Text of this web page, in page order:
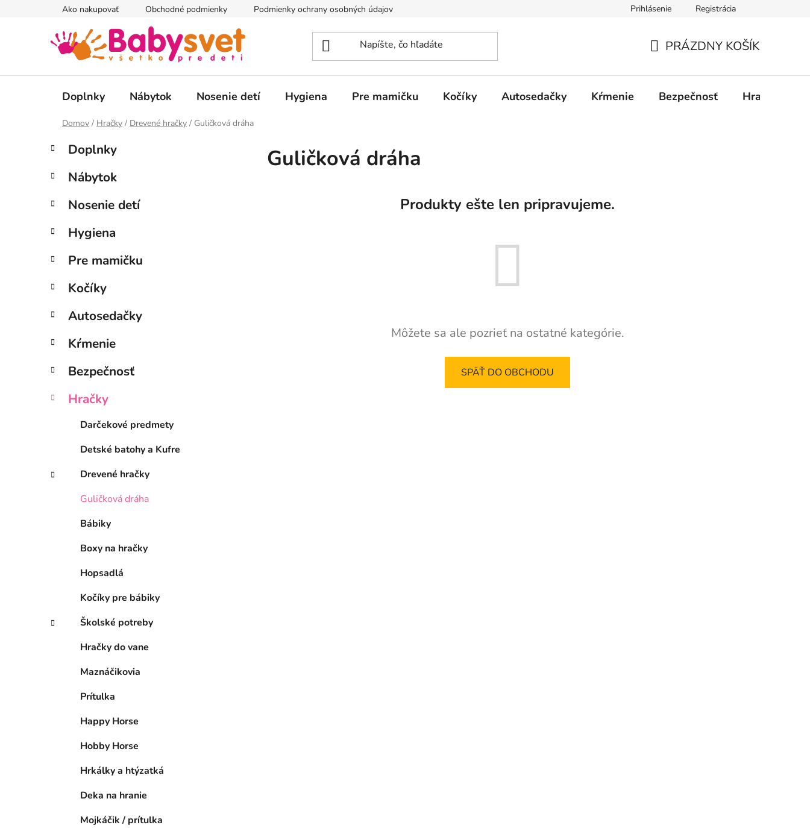
Ako nakupovať Obchodné podmienky Podmienky ochrany osobných údajov Prihlásenie Registrácia
KOŠÍK
PRÁZDNY KOŠÍK
Doplnky Nábytok Nosenie detí Hygiena Pre mamičku Kočíky Autosedačky Kŕmenie Bezpečnosť Hračky
Domov / Hračky / Drevené hračky / Guličková dráha
B
č
ý
a
n
e
l
Preskočiť
kategórie
K
a
e
ó
i
Doplnky
Nábytok
Nosenie detí
Hygiena
Pre mamičku
Kočíky
Autosedačky
Kŕmenie
Bezpečnosť
Hračky
Darčekové predmety
Detské batohy a Kufre
Drevené hračky
Guličková dráha
Bábiky
Boxy na hračky
Hopsadlá
Kočíky pre bábiky
Školské potreby
Hračky do vane
Maznáčikovia
Prítulka
Happy Horse
Hobby Horse
Hrkálky a htýzatká
Deka na hranie
Mojkáčik / prítulka
Guličková dráha
Produkty ešte len pripravujeme.
Môžete sa ale pozrieť na ostatné kategórie.
SPÄŤ DO OBCHODU